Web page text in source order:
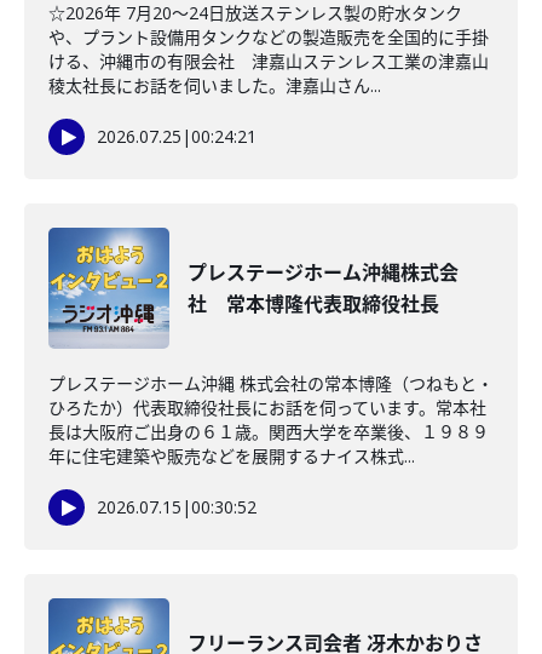
☆2026年 7月20～24日放送ステンレス製の貯水タンク
や、プラント設備用タンクなどの製造販売を全国的に手掛
ける、沖縄市の有限会社 津嘉山ステンレス工業の津嘉山
稜太社長にお話を伺いました。津嘉山さん...
2026.07.25 |00:24:21
プレステージホーム沖縄株式会
社 常本博隆代表取締役社長
プレステージホーム沖縄 株式会社の常本博隆（つねもと・
ひろたか）代表取締役社長にお話を伺っています。常本社
長は大阪府ご出身の６１歳。関西大学を卒業後、１９８９
年に住宅建築や販売などを展開するナイス株式...
2026.07.15 |00:30:52
フリーランス司会者 冴木かおりさ